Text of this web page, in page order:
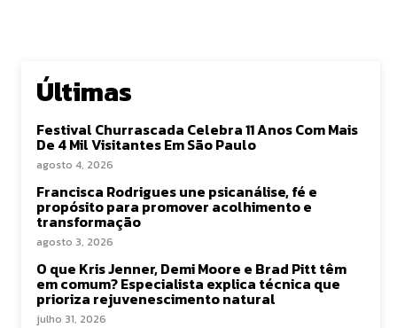
Últimas
Festival Churrascada Celebra 11 Anos Com Mais
De 4 Mil Visitantes Em São Paulo
agosto 4, 2026
Francisca Rodrigues une psicanálise, fé e
propósito para promover acolhimento e
transformação
agosto 3, 2026
O que Kris Jenner, Demi Moore e Brad Pitt têm
em comum? Especialista explica técnica que
prioriza rejuvenescimento natural
julho 31, 2026